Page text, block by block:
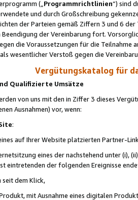
(„Programmrichtlinien“) sind
und durch Großschreibung
der Parteien gemäß Ziffern 3 und 6
der Vereinbarung fort.
die Voraussetzungen für die
wesentlicher Verstoß gegen die
Vergütungskatalog für
Qualifizierte Umsätze
von uns mit den in Ziffer 3 dieses
Ausnahmen) vor, wenn:
:
auf Ihrer Website platzierten Partner-
eines der nachstehend unter (i),
eintretenden der folgenden Ereignisse
dem Klick,
mit Ausnahme eines digitalen